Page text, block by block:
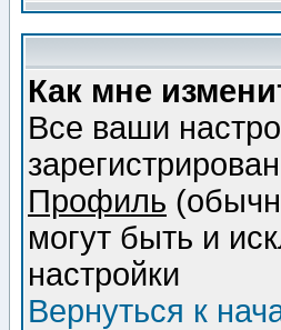
Как мне
Все ваши
Профиль
могут быть и
настройки
Вернуться к